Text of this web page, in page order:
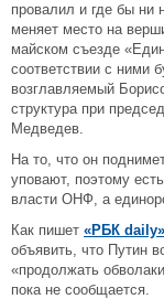
провалил и где бы ни
меняет место на
майском съезде
соответствии с ними
возглавляемый
структура при
Медведев.
На то, что он
уповают, поэтому
власти ОНФ, а
Как пишет «РБК daily»
объявить, что Путин
«продолжать
пока не сообщается.